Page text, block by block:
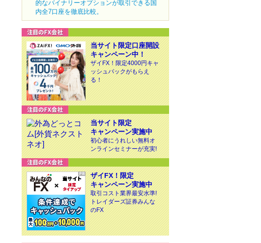
的なバイナリーオプションが取引できる国
内全7口座を徹底比較。
当サイト限定口座開設
キャンペーン中！
ザイFX！限定4000円キャ
ッシュバックがもらえ
る！
当サイト限定
キャンペーン実施中
初心者にうれしい無料オ
ンラインセミナーが充実!
ザイFX！限定
キャンペーン実施中
取引コスト業界最安水準!
トレイダーズ証券みんな
のFX